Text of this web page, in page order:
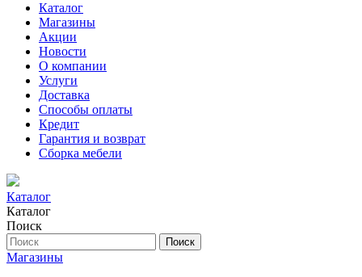
Каталог
Магазины
Акции
Новости
О компании
Услуги
Доставка
Способы оплаты
Кредит
Гарантия и возврат
Сборка мебели
Каталог
Каталог
Поиск
Поиск
Магазины